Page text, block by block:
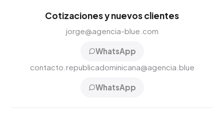
Cotizaciones y nuevos clientes
jorge@agencia-blue.com
WhatsApp
contacto.republicadominicana@agencia.blue
WhatsApp